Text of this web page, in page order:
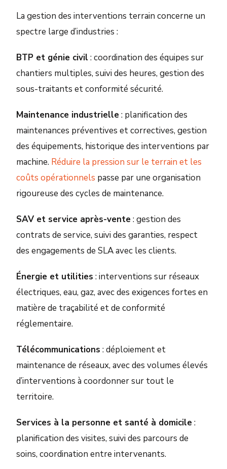
La gestion des interventions terrain concerne un
spectre large d’industries :
BTP et génie civil : coordination des équipes sur
chantiers multiples, suivi des heures, gestion des
sous-traitants et conformité sécurité.
Maintenance industrielle: planification des
maintenances préventives et correctives, gestion
des équipements, historique des interventions par
machine. Réduire la pression sur le terrain et les
coûts opérationnels passe par une organisation
rigoureuse des cycles de maintenance.
SAV et service après-vente: gestion des
contrats de service, suivi des garanties, respect
des engagements de SLA avec les clients.
Énergie et utilities : interventions sur réseaux
électriques, eau, gaz, avec des exigences fortes en
matière de traçabilité et de conformité
réglementaire.
Télécommunications : déploiement et
maintenance de réseaux, avec des volumes élevés
d’interventions à coordonner sur tout le
territoire.
Services à la personne et santé à domicile:
planification des visites, suivi des parcours de
soins, coordination entre intervenants.